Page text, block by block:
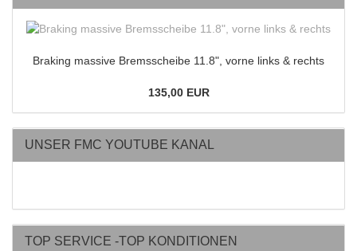
Braking massive Bremsscheibe 11.8", vorne links & rechts
135,00 EUR
UNSER FMC YOUTUBE KANAL
TOP SERVICE -TOP KONDITIONEN